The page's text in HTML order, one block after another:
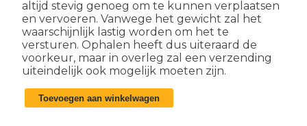
altijd stevig genoeg om te kunnen verplaatsen
en vervoeren. Vanwege het gewicht zal het
waarschijnlijk lastig worden om het te
versturen. Ophalen heeft dus uiteraard de
voorkeur, maar in overleg zal een verzending
uiteindelijk ook mogelijk moeten zijn.
Engelse
WO2
Toevoegen aan winkelwagen